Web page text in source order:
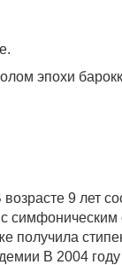
эпохи
9 лет
симфоническим
получила
В 2004